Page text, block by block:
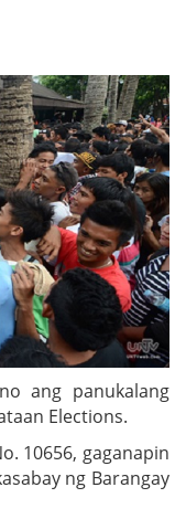
ang panukalang
Elections.
10656, gaganapin
ng Barangay